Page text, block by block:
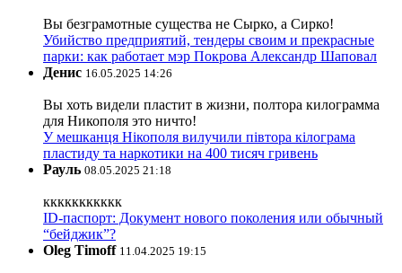
Вы безграмотные существа не Сырко, а Сирко!
Убийство предприятий, тендеры своим и прекрасные
парки: как работает мэр Покрова Александр Шаповал
Денис 16.05.2025 14:26
Вы хоть видели пластит в жизни, полтора килограмма
для Никополя это ничто!
У мешканця Нікополя вилучили півтора кілограма
пластиду та наркотики на 400 тисяч гривень
Рауль 08.05.2025 21:18
ккккккккккк
ID-паспорт: Документ нового поколения или обычный
“бейджик”?
Oleg Timoff 11.04.2025 19:15